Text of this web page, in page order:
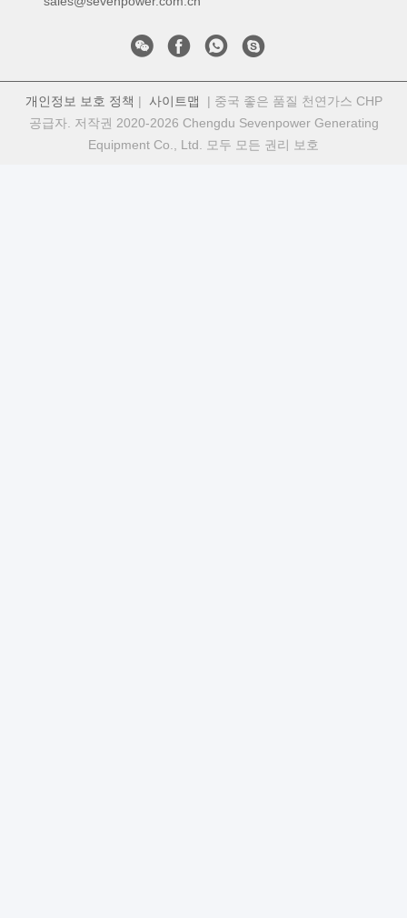
개인정보 보호 정책 | 사이트맵 | 중국 좋은 품질 천연가스 CHP
공급자. 저작권 2020-2026 Chengdu Sevenpower Generating
Equipment Co., Ltd. 모두 모든 권리 보호